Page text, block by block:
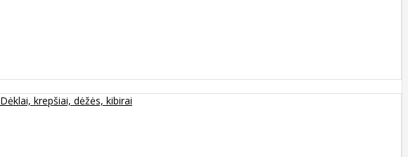
Dėklai, krepšiai, dėžės, kibirai